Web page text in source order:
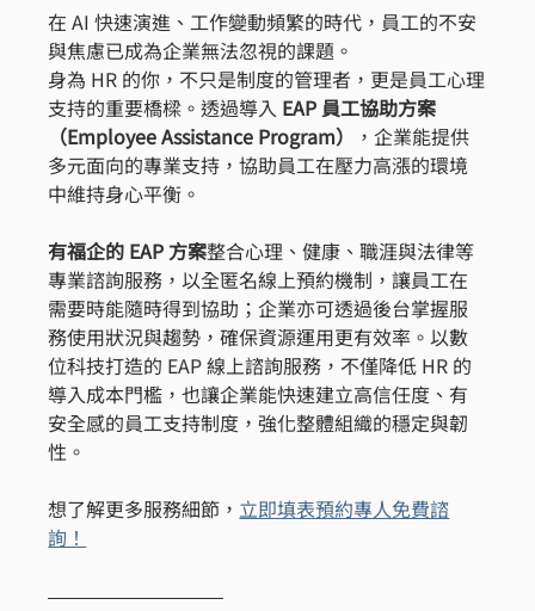
在 AI 快速演進、工作變動頻繁的時代，員工的不安
與焦慮已成為企業無法忽視的課題。
身為 HR 的你，不只是制度的管理者，更是員工心理
支持的重要橋樑。透過導入 EAP 員工協助方案
（Employee Assistance Program）
，企業能提供
多元面向的專業支持，協助員工在壓力高漲的環境
中維持身心平衡。
有福企的 EAP 方案整合心理、健康、職涯與法律等
專業諮詢服務，以全匿名線上預約機制，讓員工在
需要時能隨時得到協助；企業亦可透過後台掌握服
務使用狀況與趨勢，確保資源運用更有效率。以數
位科技打造的 EAP 線上諮詢服務，不僅降低 HR 的
導入成本門檻，也讓企業能快速建立高信任度、有
安全感的員工支持制度，強化整體組織的穩定與韌
性。
想了解更多服務細節， 立即填表預約專人免費諮
詢！